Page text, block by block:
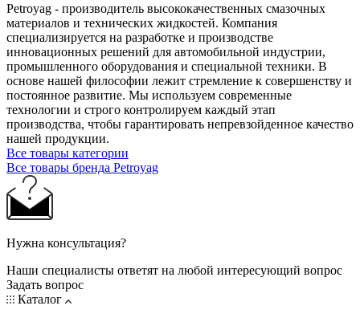
Petroyag - производитель высококачественных смазочных
материалов и технических жидкостей. Компания
специализируется на разработке и производстве
инновационных решений для автомобильной индустрии,
промышленного оборудования и специальной техники. В
основе нашей философии лежит стремление к совершенству и
постоянное развитие. Мы используем современные
технологии и строго контролируем каждый этап
производства, чтобы гарантировать непревзойденное качество
нашей продукции.
Все товары категории
Все товары бренда Petroyag
Нужна консультация?
Наши специалисты ответят на любой интересующий вопрос
Задать вопрос
Каталог